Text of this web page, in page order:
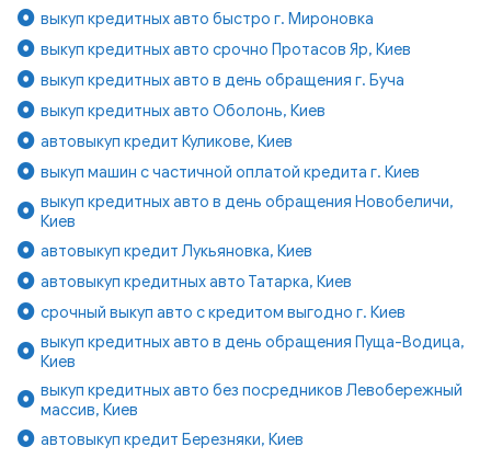
выкуп кредитных авто быстро г. Мироновка
выкуп кредитных авто срочно Протасов Яр, Киев
выкуп кредитных авто в день обращения г. Буча
выкуп кредитных авто Оболонь, Киев
автовыкуп кредит Куликове, Киев
выкуп машин с частичной оплатой кредита г. Киев
выкуп кредитных авто в день обращения Новобеличи,
Киев
автовыкуп кредит Лукьяновка, Киев
автовыкуп кредитных авто Татарка, Киев
срочный выкуп авто с кредитом выгодно г. Киев
выкуп кредитных авто в день обращения Пуща-Водица,
Киев
выкуп кредитных авто без посредников Левобережный
массив, Киев
автовыкуп кредит Березняки, Киев